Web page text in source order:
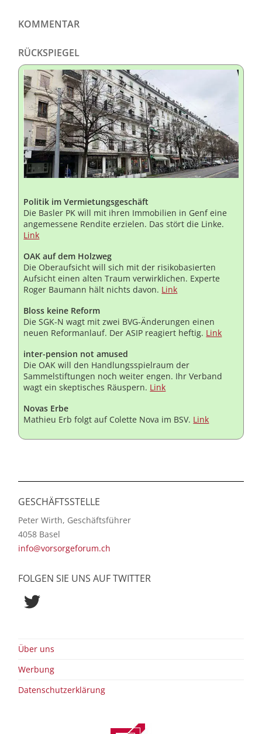
KOMMENTAR
RÜCKSPIEGEL
Politik im Vermietungsgeschäft
Die Basler PK will mit ihren Immobilien in Genf eine
angemessene Rendite erzielen. Das stört die Linke.
Link
OAK auf dem Holzweg
Die Oberaufsicht will sich mit der risikobasierten
Aufsicht einen alten Traum verwirklichen. Experte
Roger Baumann hält nichts davon. Link
Bloss keine Reform
Die SGK-N wagt mit zwei BVG-Änderungen einen
neuen Reformanlauf. Der ASIP reagiert heftig. Link
inter-pension not amused
Die OAK will den Handlungsspielraum der
Sammelstiftungen noch weiter engen. Ihr Verband
wagt ein skeptisches Räuspern. Link
Novas Erbe
Mathieu Erb folgt auf Colette Nova im BSV. Link
GESCHÄFTSSTELLE
Peter Wirth, Geschäftsführer
4058 Basel
info@vorsorgeforum.ch
FOLGEN SIE UNS AUF TWITTER
Über uns
Werbung
Datenschutzerklärung